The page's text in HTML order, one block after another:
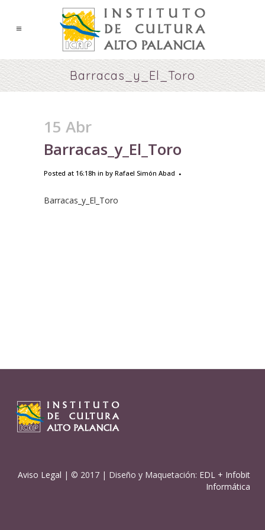
Barracas_y_El_Toro
15 Abr
Barracas_y_El_Toro
Posted at 16:18h in by Rafael Simón Abad
Barracas_y_El_Toro
Aviso Legal | © 2017 | Diseño y Maquetación: EDL + Infobit
Informática